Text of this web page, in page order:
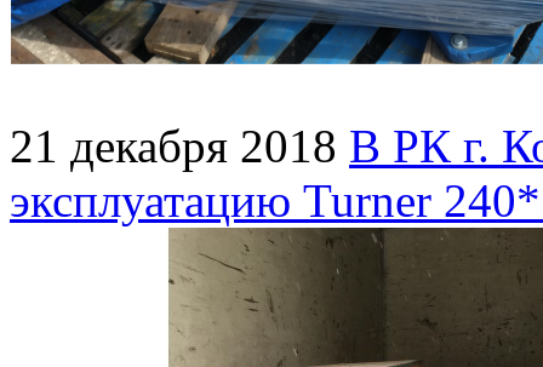
21 декабря 2018 В РК г.
эксплуатацию Turner